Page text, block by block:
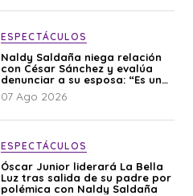
ESPECTÁCULOS
Naldy Saldaña niega relación
con César Sánchez y evalúa
denunciar a su esposa: “Es una
difamación”
07 Ago 2026
ESPECTÁCULOS
Óscar Junior liderará La Bella
Luz tras salida de su padre por
polémica con Naldy Saldaña